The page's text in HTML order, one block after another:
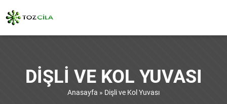
DIŞLI VE KOL YUVASI
Anasayfa » Dişli ve Kol Yuvası